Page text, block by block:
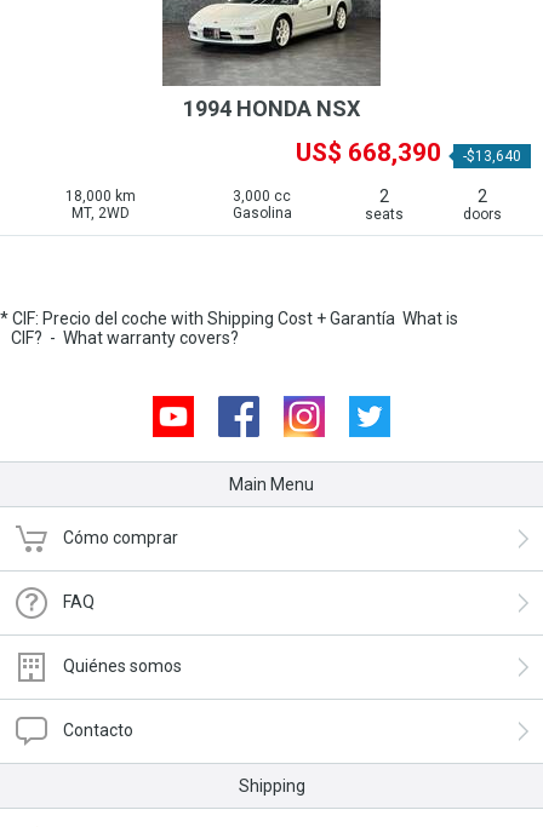
1994 HONDA NSX
US$ 668,390 -$13,640
18,000 km
MT, 2WD
3,000 cc
Gasolina
2
seats
2
doors
* CIF: Precio del coche with Shipping Cost + Garantía What is
CIF? -What warranty covers?
Youtube Facebook Instagram
Main Menu
Cómo comprar
FAQ
Quiénes somos
Contacto
Shipping